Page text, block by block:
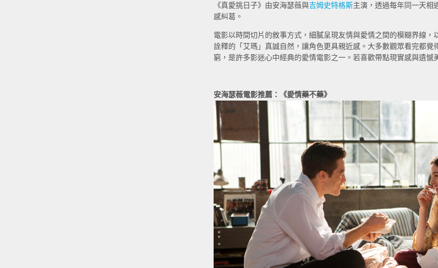
《真愛挑日子》由安海瑟薇與吉姆史特格斯主演，透過每年同一天相
感糾葛。
電影以時間切片的敘事方式，細膩呈現友情與愛情之間的模糊界線，
詮釋的「艾瑪」真誠自然，讓角色更具親近感。大多數觀眾看完都覺
窮，是許多影迷心中經典的愛情電影之一。若喜歡帶點現實感與遺憾
安海瑟薇電影推薦：《愛情藥不藥》